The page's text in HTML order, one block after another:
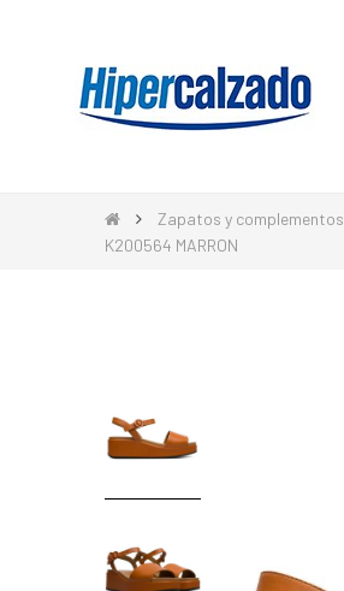
Zapatos y complementos
K200564 MARRON